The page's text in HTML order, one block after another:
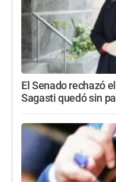
El Senado rechazó
Sagasti quedó sin